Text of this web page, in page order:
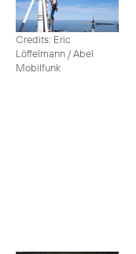
Credits: Eric
Löffelmann / Abel
Mobilfunk